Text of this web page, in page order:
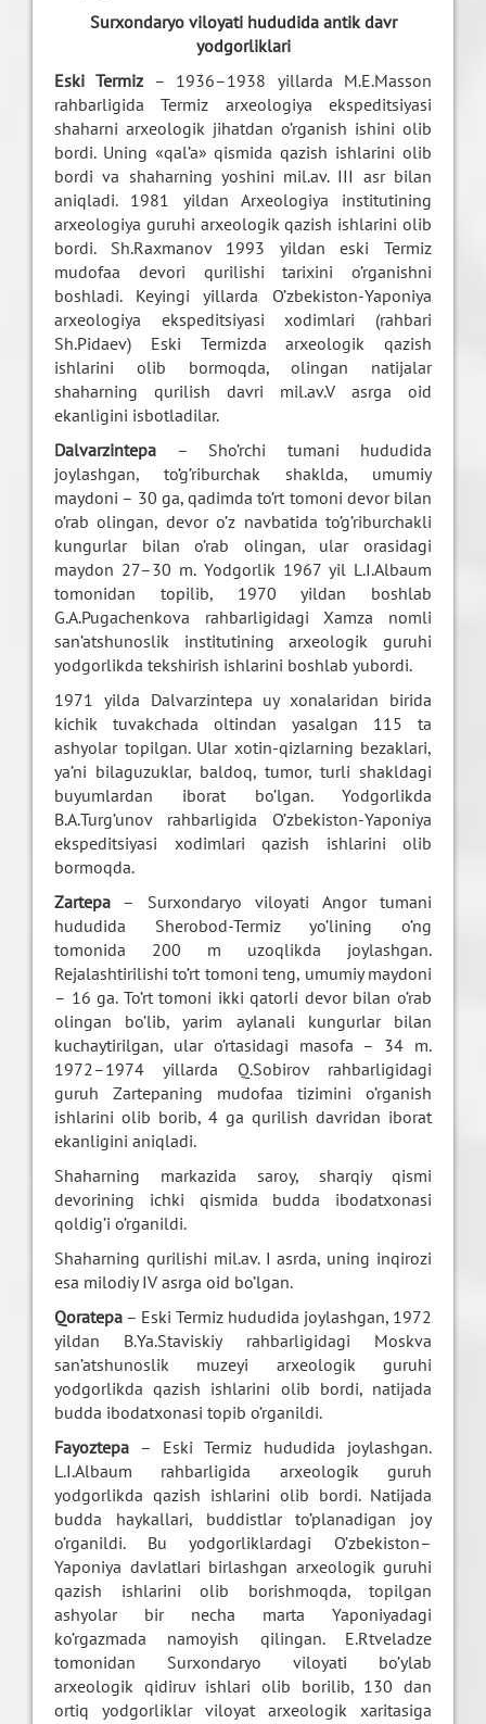
Surxondaryo viloyati hududida antik davr
yodgorliklari
Eski Termiz – 1936–1938 yillarda M.E.Masson
rahbarligida Termiz arxeologiya ekspeditsiyasi
shaharni arxeologik jihatdan o’rganish ishini olib
bordi. Uning «qal’a» qismida qazish ishlarini olib
bordi va shaharning yoshini mil.av. III asr bilan
aniqladi. 1981 yildan Arxeologiya institutining
arxeologiya guruhi arxeologik qazish ishlarini olib
bordi. Sh.Raxmanov 1993 yildan eski Termiz
mudofaa devori qurilishi tarixini o’rganishni
boshladi. Keyingi yillarda O’zbekiston-Yaponiya
arxeologiya ekspeditsiyasi xodimlari (rahbari
Sh.Pidaev) Eski Termizda arxeologik qazish
ishlarini olib bormoqda, olingan natijalar
shaharning qurilish davri mil.av.V asrga oid
ekanligini isbotladilar.
Dalvarzintepa – Sho’rchi tumani hududida
joylashgan, to’g’riburchak shaklda, umumiy
maydoni – 30 ga, qadimda to’rt tomoni devor bilan
o’rab olingan, devor o’z navbatida to’g’riburchakli
kungurlar bilan o’rab olingan, ular orasidagi
maydon 27–30 m. Yodgorlik 1967 yil L.I.Albaum
tomonidan topilib, 1970 yildan boshlab
G.A.Pugachenkova rahbarligidagi Xamza nomli
san’atshunoslik institutining arxeologik guruhi
yodgorlikda tekshirish ishlarini boshlab yubordi.
1971 yilda Dalvarzintepa uy xonalaridan birida
kichik tuvakchada oltindan yasalgan 115 ta
ashyolar topilgan. Ular xotin-qizlarning bezaklari,
ya’ni bilaguzuklar, baldoq, tumor, turli shakldagi
buyumlardan iborat bo’lgan. Yodgorlikda
B.A.Turg’unov rahbarligida O’zbekiston-Yaponiya
ekspeditsiyasi xodimlari qazish ishlarini olib
bormoqda.
Zartepa – Surxondaryo viloyati Angor tumani
hududida Sherobod-Termiz yo’lining o’ng
tomonida 200 m uzoqlikda joylashgan.
Rejalashtirilishi to’rt tomoni teng, umumiy maydoni
– 16 ga. To’rt tomoni ikki qatorli devor bilan o’rab
olingan bo’lib, yarim aylanali kungurlar bilan
kuchaytirilgan, ular o’rtasidagi masofa – 34 m.
1972–1974 yillarda Q.Sobirov rahbarligidagi
guruh Zartepaning mudofaa tizimini o’rganish
ishlarini olib borib, 4 ga qurilish davridan iborat
ekanligini aniqladi.
Shaharning markazida saroy, sharqiy qismi
devorining ichki qismida budda ibodatxonasi
qoldig’i o’rganildi.
Shaharning qurilishi mil.av. I asrda, uning inqirozi
esa milodiy IV asrga oid bo’lgan.
Qoratepa – Eski Termiz hududida joylashgan, 1972
yildan B.Ya.Staviskiy rahbarligidagi Moskva
san’atshunoslik muzeyi arxeologik guruhi
yodgorlikda qazish ishlarini olib bordi, natijada
budda ibodatxonasi topib o’rganildi.
Fayoztepa – Eski Termiz hududida joylashgan.
L.I.Albaum rahbarligida arxeologik guruh
yodgorlikda qazish ishlarini olib bordi. Natijada
budda haykallari, buddistlar to’planadigan joy
o’rganildi. Bu yodgorliklardagi O’zbekiston–
Yaponiya davlatlari birlashgan arxeologik guruhi
qazish ishlarini olib borishmoqda, topilgan
ashyolar bir necha marta Yaponiyadagi
ko’rgazmada namoyish qilingan. E.Rtveladze
tomonidan Surxondaryo viloyati bo’ylab
arxeologik qidiruv ishlari olib borilib, 130 dan
ortiq yodgorliklar viloyat arxeologik xaritasiga